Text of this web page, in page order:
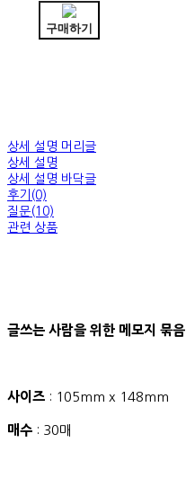
구매하기
상세 설명 머리글
상세 설명
상세 설명 바닥글
후기(0)
질문(10)
관련 상품
글쓰는 사람을 위한 메모지 묶음
사이즈 : 105mm x 148mm
매수 : 30매